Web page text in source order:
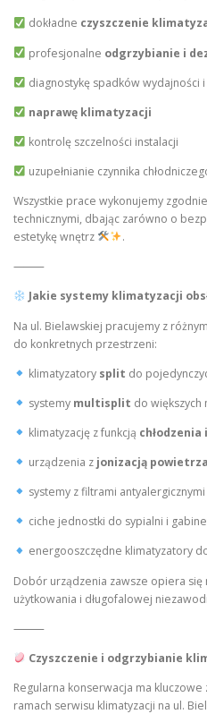
dokładne czyszczenie
profesjonalne odgrzybianie i
diagnostykę spadków wydajności
naprawę klimatyzacji
kontrolę szczelności instalacji
uzupełnianie czynnika
Wszystkie prace wykonujemy
technicznymi, dbając zarówno o
estetykę wnętrz
.
⸻
Jakie systemy klimatyzacji
Na ul. Bielawskiej pracujemy z
do konkretnych przestrzeni:
klimatyzatory split do
systemy multisplit do
klimatyzację z funkcją
urządzenia z jonizacją powietrza
systemy z filtrami antyalergicznymi
ciche jednostki do sypialni i
energooszczędne klimatyzatory
Dobór urządzenia zawsze opiera
użytkowania i długofalowej
⸻
Czyszczenie i odgrzybianie
Regularna konserwacja ma
ramach serwisu klimatyzacji na ul.